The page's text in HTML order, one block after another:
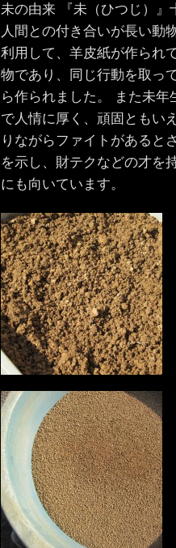
未の由来 『未（ひつじ）
人間との付き合いが長い動
利用して、羊皮紙が作られ
物であり、同じ行動を取っ
ら作られました。 また未
で人情に厚く、頑固ともい
りながらファイトがあると
を示し、財テクなどの才を
にも向いています。